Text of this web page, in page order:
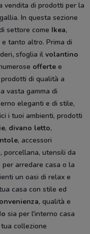
vendita di prodotti per la
In questa sezione
settore come Ikea,
e tanto altro. Prima di
, sfoglia il volantino
offerte e
di qualità a
vasta gamma di
eleganti e di stile,
i tuoi ambienti, prodotti
, divano letto,
, accessori
porcellana, utensili da
arredare casa o la
un oasi di relax e
casa con stile ed
, qualità e
sia per l'interno casa
collezione